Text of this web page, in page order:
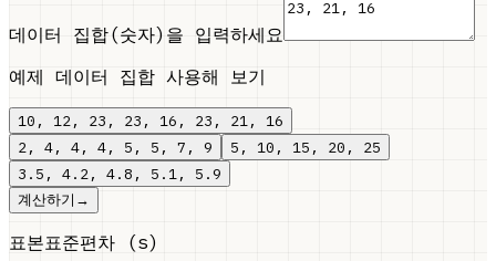
데이터 집합(숫자)을 입력하세요
예제 데이터 집합 사용해 보기
10, 12, 23, 23, 16, 23, 21, 16
2, 4, 4, 4, 5, 5, 7, 9
5, 10, 15, 20, 25
3.5, 4.2, 4.8, 5.1, 5.9
계산하기 →
표본표준편차 (s)